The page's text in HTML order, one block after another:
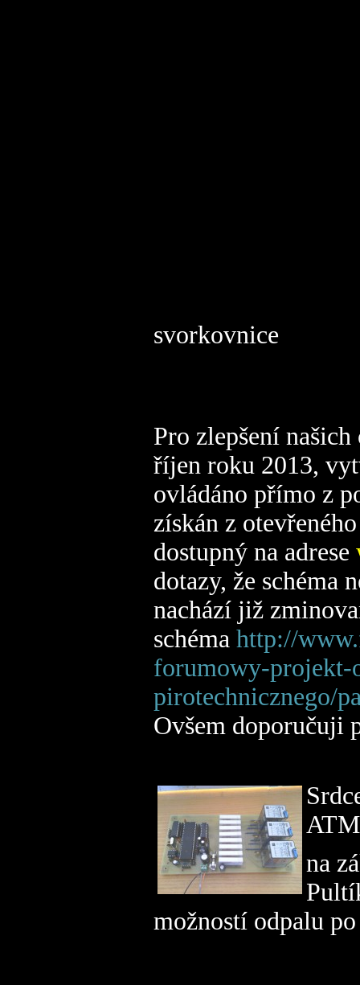
svorkovnice
Pro zlepšení
říjen roku 2013,
ovládáno přímo z
získán z
dostupný na adrese
dotazy, že schéma
nachází již
schéma http://
forumowy-projekt-
pirotechnicznego/
Ovšem doporučuji
na
možností odpalu